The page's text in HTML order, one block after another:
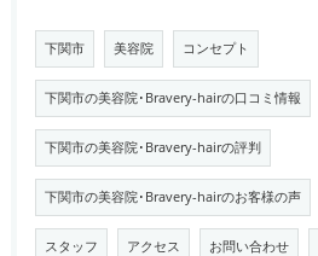
下関市 美容院 コンセプト
下関市の美容院･Bravery-hairの口コミ情報
下関市の美容院･Bravery-hairの評判
下関市の美容院･Bravery-hairのお客様の声
スタッフ アクセス お問い合わせ